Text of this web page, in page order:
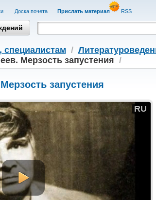
Доска почета Прислать материал RSS
cпециалистам /
Мерзость запустения /
запустения
RU